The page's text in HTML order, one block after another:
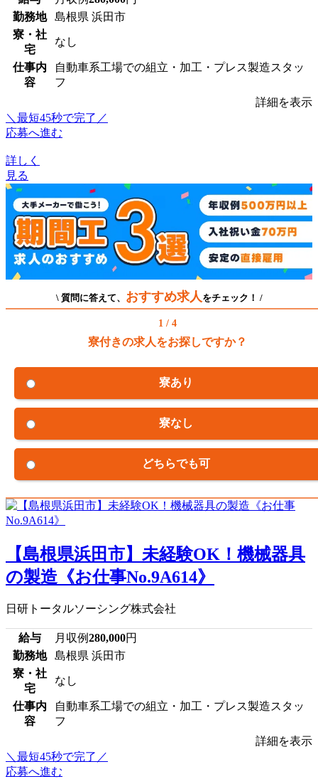
勤務地
島根県 浜田市
寮・社
宅
なし
仕事内
容
自動車系工場での組立・加工・プレス製造スタッ
フ
詳細を表示
＼最短45秒で完了／
応募へ進む
詳しく
見る
\ 質問に答えて、 おすすめ求人 をチェック！ /
1 / 4
寮付きの求人をお探しですか？
寮あり
寮なし
どちらでも可
【島根県浜田市】未経験OK！機械器具
の製造《お仕事No.9A614》
日研トータルソーシング株式会社
給与 月収例280,000円
勤務地
島根県 浜田市
寮・社
宅
なし
仕事内
容
自動車系工場での組立・加工・プレス製造スタッ
フ
詳細を表示
＼最短45秒で完了／
応募へ進む